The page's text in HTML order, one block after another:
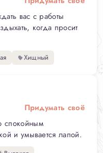
вас с работы
когда просит
Хищный
Придумать своё
спокойным
и умывается лапой.